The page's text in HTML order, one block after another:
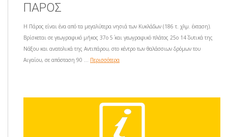
ΠΑΡΟΣ
Η Πάρος είναι ένα από τα μεγαλύτερα νησιά των Κυκλάδων (186 τ. χλμ. έκταση).
Βρίσκεται σε γεωγραφικό μήκος 37ο 5΄ και γεωγραφικό πλάτος 25ο 14΄ δυτικά της
Νάξου και ανατολικά της Αντιπάρου, στο κέντρο των θαλάσσιων δρόμων του
Αιγαίου, σε απόσταση 90 ... Περισσότερα